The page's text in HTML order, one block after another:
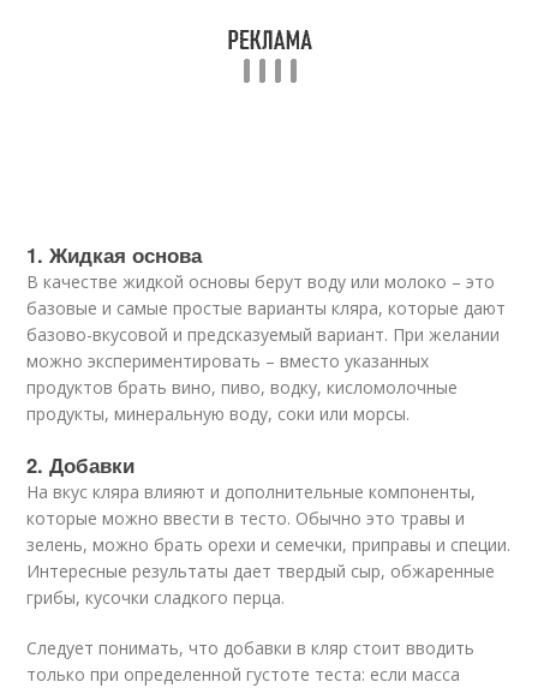
1. Жидкая основа
В качестве жидкой основы берут воду или молоко – это
базовые и самые простые варианты кляра, которые дают
базово-вкусовой и предсказуемый вариант. При желании
можно экспериментировать – вместо указанных
продуктов брать вино, пиво, водку, кисломолочные
продукты, минеральную воду, соки или морсы.
2. Добавки
На вкус кляра влияют и дополнительные компоненты,
которые можно ввести в тесто. Обычно это травы и
зелень, можно брать орехи и семечки, приправы и специи.
Интересные результаты дает твердый сыр, обжаренные
грибы, кусочки сладкого перца.
Следует понимать, что добавки в кляр стоит вводить
только при определенной густоте теста: если масса